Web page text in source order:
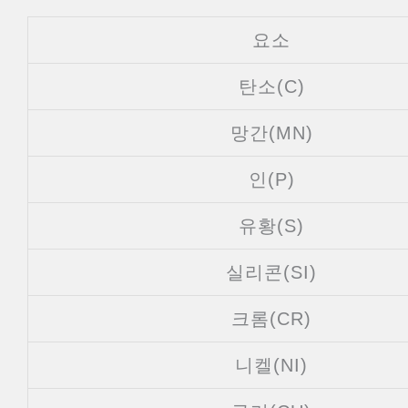
요소
탄소(C)
망간(MN)
인(P)
유황(S)
실리콘(SI)
크롬(CR)
니켈(NI)